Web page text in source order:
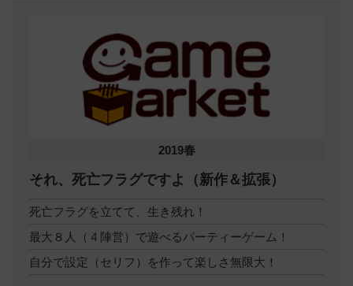
2019春
それ、死亡フラグですよ（新作＆拡張）
死亡フラグを立てて、生き残れ！
最大８人（４陣営）で遊べるパーティーゲーム！
自分で設定（セリフ）を作って楽しさ無限大！